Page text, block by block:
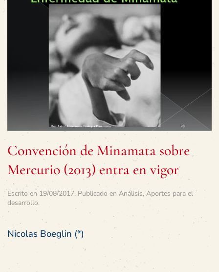
Convención de Minamata sobre
Mercurio (2013) entra en vigor
Escrito en 19/08/2017. Publicado en Análisis, Aportes para el
desarrollo.
Nicolas Boeglin (*)